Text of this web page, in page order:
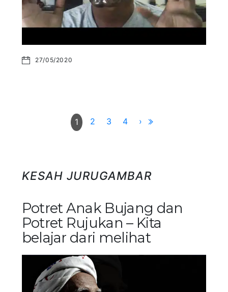
27/05/2020
1 2 3 4 ›
KESAH JURUGAMBAR
Potret Anak Bujang dan
Potret Rujukan – Kita
belajar dari melihat